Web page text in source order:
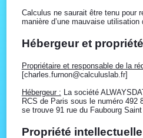
Calculus ne saurait être tenu pour
manière d’une mauvaise utilisation
Hébergeur et propriété
Propriétaire et responsable de la
[charles.furnon@calculuslab.fr]
Hébergeur : La société
RCS de Paris sous le numéro 492
se trouve 91 rue du Faubourg Saint
Propriété intellectuelle